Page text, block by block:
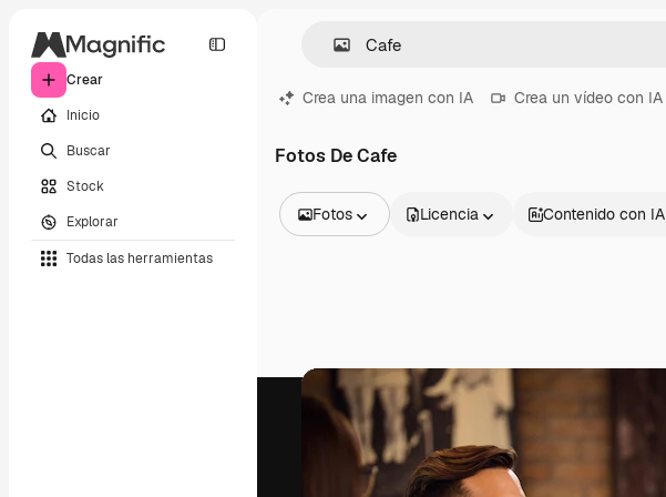
Crear
Inicio
Buscar
Stock
Explorar
Todas las herramientas
Crea una imagen con IA Crea un vídeo con IA
Fotos De Cafe
Fotos
Vídeos
Clips de vídeo
Motion graphics
Plantillas de vídeos
Modelos 3D
Licencia Contenido con IA